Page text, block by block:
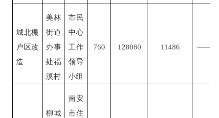
城北棚
户区改
造
美林
街道
办事
处福
溪村
市民
中心
工作
领导
小组
760 128080 11486 ——
柳城
南安
市住